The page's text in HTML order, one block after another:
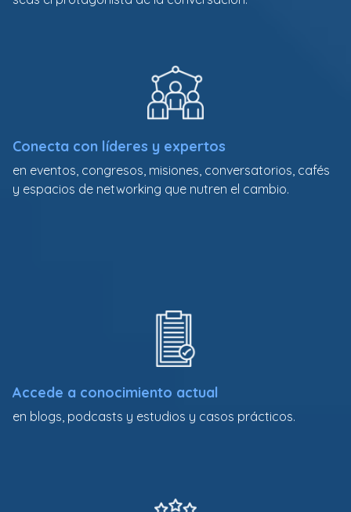
Conecta con líderes y expertos
en eventos, congresos, misiones, conversatorios, cafés
y espacios de networking que nutren el cambio.
Accede a conocimiento actual
en blogs, podcasts y estudios y casos prácticos.